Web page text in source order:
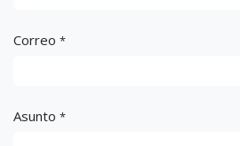
Correo *
Asunto *